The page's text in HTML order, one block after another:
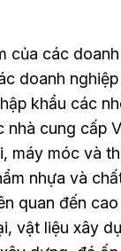
của các
doanh
khẩu các
nhà cung cấp
máy móc và
nhựa và
quan đến
vật liệu xây